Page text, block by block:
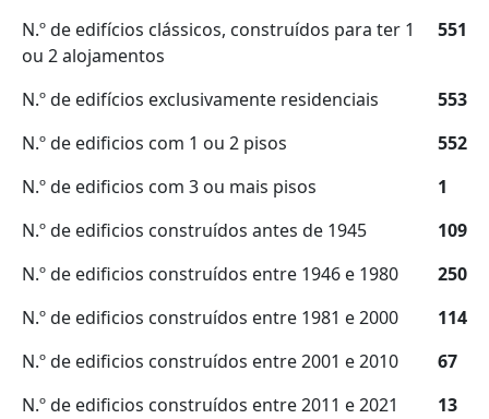
N.º de edifícios clássicos, construídos para ter 1
ou 2 alojamentos
551
N.º de edifícios exclusivamente residenciais
553
N.º de edificios com 1 ou 2 pisos
552
N.º de edificios com 3 ou mais pisos
1
N.º de edificios construídos antes de 1945
109
N.º de edificios construídos entre 1946 e 1980
250
N.º de edificios construídos entre 1981 e 2000
114
N.º de edificios construídos entre 2001 e 2010
67
N.º de edificios construídos entre 2011 e 2021
13